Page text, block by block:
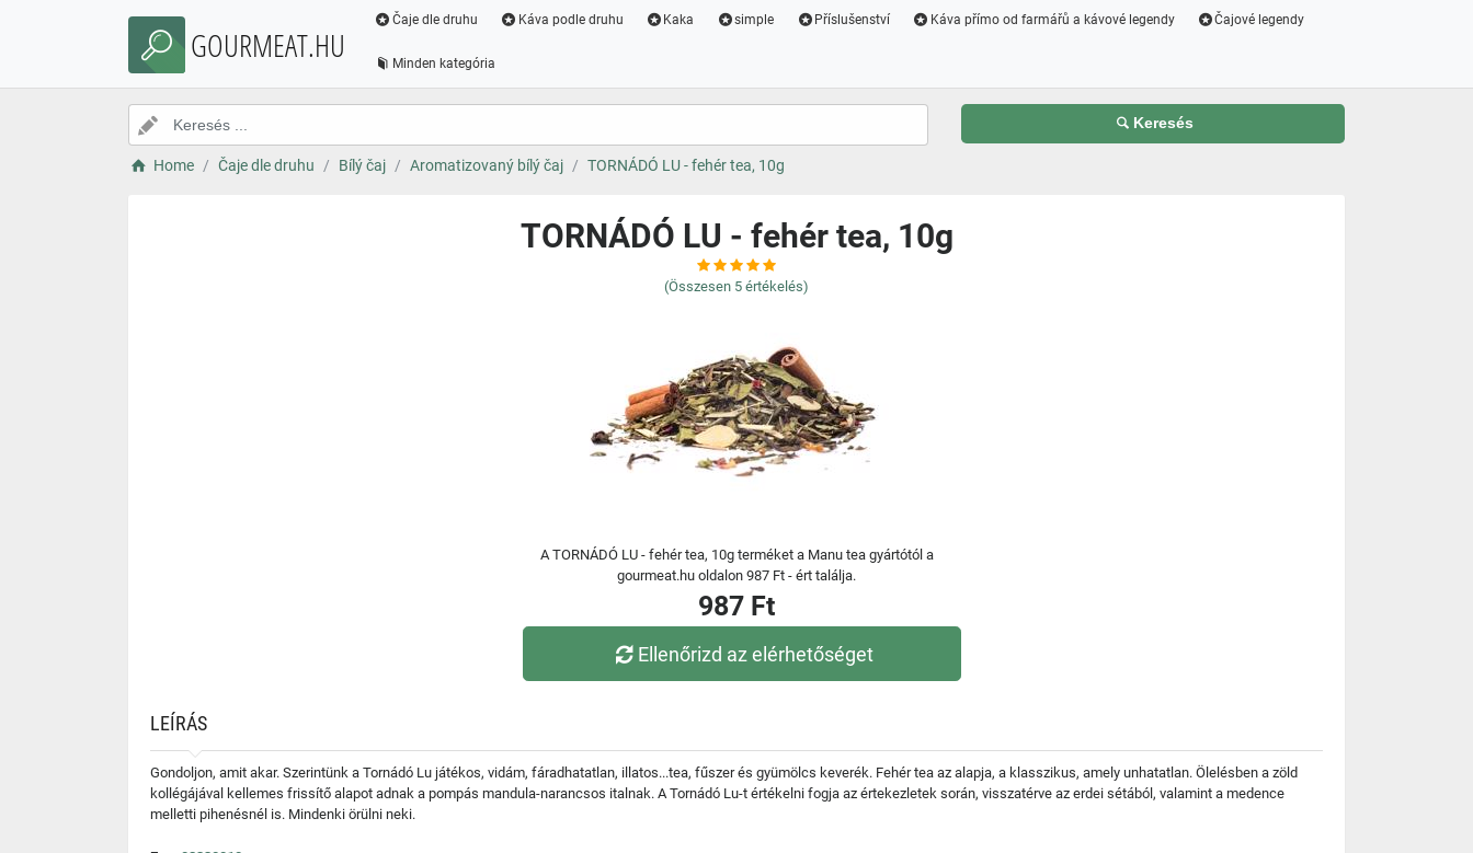
GOURMEAT.HU
Čaje dle druhu Káva podle druhu Kaka simple Příslušenství Káva přímo od farmářů a kávové legendy Čajové legendy
Minden kategória
Keresés
Home Čaje dle druhu Bílý čaj Aromatizovaný bílý čaj TORNÁDÓ LU - fehér tea, 10g
TORNÁDÓ LU - fehér tea, 10g
(Összesen 5 értékelés)
A TORNÁDÓ LU - fehér tea, 10g terméket a Manu tea gyártótól a
gourmeat.hu oldalon 987 Ft - ért találja.
987 Ft
Ellenőrizd az elérhetőséget
LEÍRÁS
Gondoljon, amit akar. Szerintünk a Tornádó Lu játékos, vidám, fáradhatatlan, illatos...tea, fűszer és gyümölcs keverék. Fehér tea az alapja, a klasszikus, amely unhatatlan. Ölelésben a zöld
kollégájával kellemes frissítő alapot adnak a pompás mandula-narancsos italnak. A Tornádó Lu-t értékelni fogja az értekezletek során, visszatérve az erdei sétából, valamint a medence
melletti pihenésnél is. Mindenki örülni neki.